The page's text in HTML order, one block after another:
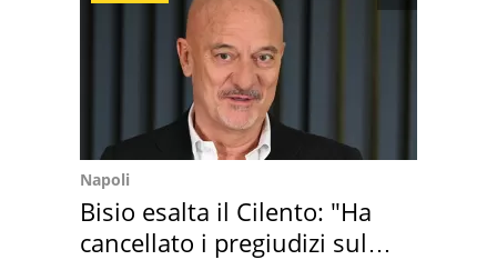
Napoli
Bisio esalta il Cilento: "Ha
cancellato i pregiudizi sul